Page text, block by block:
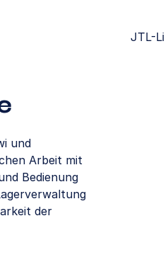
JTL-
und
Arbeit mit
Bedienung
der